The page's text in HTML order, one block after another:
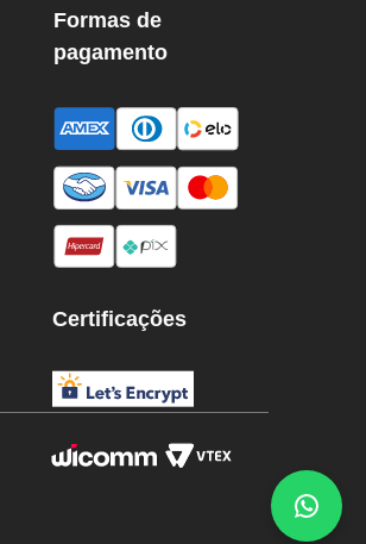
Formas de
pagamento
Certificações